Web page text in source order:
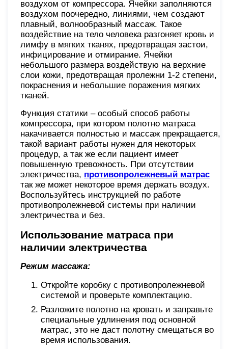
воздухом от компрессора. Ячейки заполняются
воздухом поочередно, линиями, чем создают
плавный, волнообразный массаж. Такое
воздействие на тело человека разгоняет кровь и
лимфу в мягких тканях, предотвращая застои,
инфицирование и отмирание. Ячейки
небольшого размера воздействую на верхние
слои кожи, предотвращая пролежни 1-2 степени,
покраснения и небольшие поражения мягких
тканей.
Функция статики – особый способ работы
компрессора, при котором полотно матраса
накачивается полностью и массаж прекращается,
такой вариант работы нужен для некоторых
процедур, а так же если пациент имеет
повышенную тревожность. При отсутствии
электричества, противопролежневый матрас
так же может некоторое время держать воздух.
Воспользуйтесь инструкцией по работе
противопролежневой системы при наличии
электричества и без.
Использование матраса при
наличии электричества
Режим массажа:
Откройте коробку с противопролежневой
системой и проверьте комплектацию.
Разложите полотно на кровать и заправьте
специальные удлинения под основной
матрас, это не даст полотну смещаться во
время использования.